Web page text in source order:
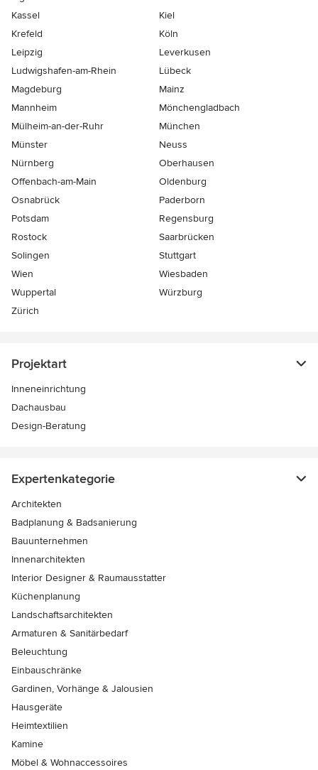
Kassel
Kiel
Krefeld
Köln
Leipzig
Leverkusen
Ludwigshafen-am-Rhein
Lübeck
Magdeburg
Mainz
Mannheim
Mönchen­gladbach
Mülheim-an-der-Ruhr
München
Münster
Neuss
Nürnberg
Oberhausen
Offenbach-am-Main
Oldenburg
Osnabrück
Paderborn
Potsdam
Regensburg
Rostock
Saarbrücken
Solingen
Stuttgart
Wien
Wiesbaden
Wuppertal
Würzburg
Zürich
Projektart
Inneneinrichtung
Dachausbau
Design-Beratung
Expertenkategorie
Architekten
Badplanung & Badsanierung
Bauunternehmen
Innenarchitekten
Interior Designer & Raumausstatter
Küchenplanung
Landschaftsarchitekten
Armaturen & Sanitärbedarf
Beleuchtung
Einbauschränke
Gardinen, Vorhänge & Jalousien
Hausgeräte
Heimtextilien
Kamine
Möbel & Wohnaccessoires